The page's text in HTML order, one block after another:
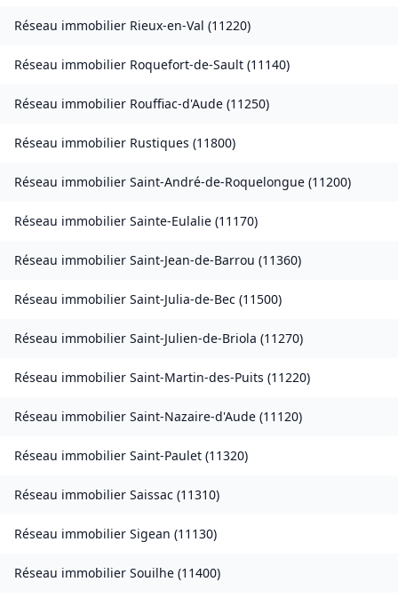
Réseau immobilier Rieux-en-Val (11220)
Réseau immobilier Roquefort-de-Sault (11140)
Réseau immobilier Rouffiac-d'Aude (11250)
Réseau immobilier Rustiques (11800)
Réseau immobilier Saint-André-de-Roquelongue (11200)
Réseau immobilier Sainte-Eulalie (11170)
Réseau immobilier Saint-Jean-de-Barrou (11360)
Réseau immobilier Saint-Julia-de-Bec (11500)
Réseau immobilier Saint-Julien-de-Briola (11270)
Réseau immobilier Saint-Martin-des-Puits (11220)
Réseau immobilier Saint-Nazaire-d'Aude (11120)
Réseau immobilier Saint-Paulet (11320)
Réseau immobilier Saissac (11310)
Réseau immobilier Sigean (11130)
Réseau immobilier Souilhe (11400)